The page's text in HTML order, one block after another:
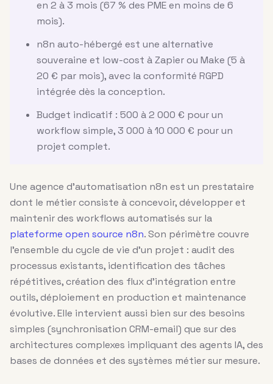
en 2 à 3 mois (67 % des PME en moins de 6
mois).
n8n auto-hébergé est une alternative
souveraine et low-cost à Zapier ou Make (5 à
20 € par mois), avec la conformité RGPD
intégrée dès la conception.
Budget indicatif : 500 à 2 000 € pour un
workflow simple, 3 000 à 10 000 € pour un
projet complet.
Une agence d’automatisation n8n est un prestataire
dont le métier consiste à concevoir, développer et
maintenir des workflows automatisés sur la
plateforme open source n8n. Son périmètre couvre
l’ensemble du cycle de vie d’un projet : audit des
processus existants, identification des tâches
répétitives, création des flux d’intégration entre
outils, déploiement en production et maintenance
évolutive. Elle intervient aussi bien sur des besoins
simples (synchronisation CRM-email) que sur des
architectures complexes impliquant des agents IA, des
bases de données et des systèmes métier sur mesure.